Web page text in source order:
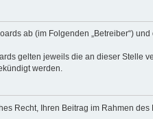
ab (im Folgenden „Betreiber“)
gelten jeweils die an dieser Stelle
werden.
Recht, Ihren Beitrag im Rahmen des